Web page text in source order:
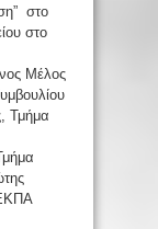
στο
στο
Μέλος
Τμήμα